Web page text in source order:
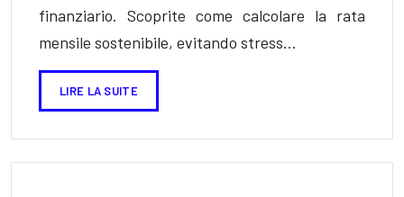
finanziario. Scoprite come calcolare la rata
mensile sostenibile, evitando stress…
LIRE LA SUITE